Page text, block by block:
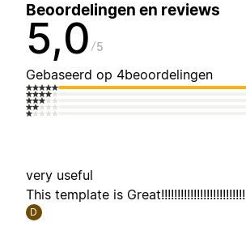
Beoordelingen en reviews
5,0 5
Gebaseerd op 4beoordelingen
very useful
This template is
D